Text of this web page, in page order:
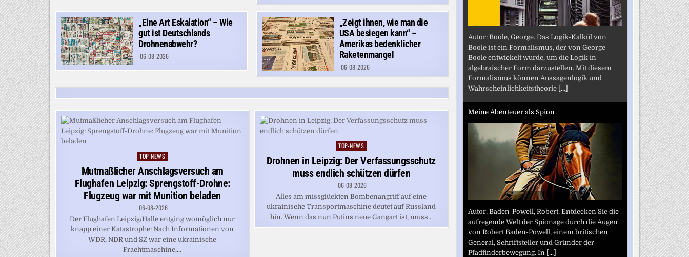
„Eine Art Eskalation“ – Wie
gut ist Deutschlands
Drohnenabwehr?
06-08-2026
„Zeigt ihnen, wie man die
USA besiegen kann“ –
Amerikas bedenklicher
Raketenmangel
06-08-2026
Posted
in
TOP-NEWS
Mutmaßlicher Anschlagsversuch am
Flughafen Leipzig: Sprengstoff-Drohne:
Flugzeug war mit Munition beladen
06-08-2026
Der Flughafen Leipzig/Halle entging womöglich nur
knapp einer Katastrophe: Nach Informationen von
WDR, NDR und SZ war eine ukrainische
Frachtmaschine,...
Posted
TOP-NEWS
Drohnen in Leipzig: Der Verfassungsschutz
muss endlich schützen dürfen
06-08-2026
Alles am missglückten Bombenangriff auf eine
ukrainische Transportmaschine deutet auf Russland
hin. Wenn das nun Putins neue Gangart ist, muss...
Autor: Boole, George. Das Logik-Kalkül von
Boole ist ein Formalismus, der von George
Boole entwickelt wurde, um die Logik in
algebraischer Form darzustellen. Mit diesem
Formalismus können Aussagenlogik und
Wahrscheinlichkeitstheorie [...]
Meine Abenteuer als Spion
Autor: Baden-Powell, Robert. Entdecken Sie die
aufregende Welt der Spionage durch die Augen
von Robert Baden-Powell, einem britischen
General, Schriftsteller und Gründer der
Pfadfinderbewegung. In [...]